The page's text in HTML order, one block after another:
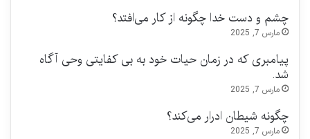
چشم و دست خدا چگونه از کار می‌افتد؟
مارس 7, 2025
پیامبری که در زمان حیات خود به بی‌ کفایتی وحی آگاه
شد.
مارس 7, 2025
چگونه شیطان ادرار می‌کند؟
مارس 7, 2025